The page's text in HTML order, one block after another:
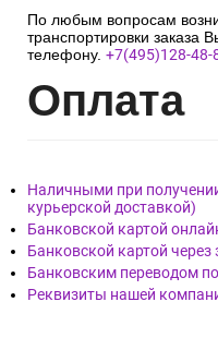
По любым вопросам
транспортировки заказа
телефону. +7(495)128-48-
Оплата
Наличными при
курьерской доставкой)
Банковской картой
Банковской картой
Банковским переводом
Реквизиты нашей